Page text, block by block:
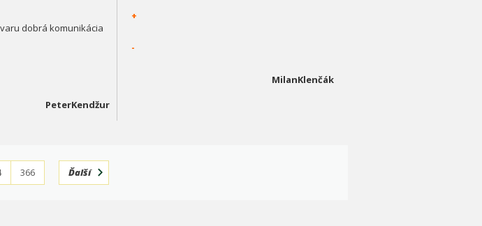
dobrá komunikácia
PeterKendžur
+
-
MilanKlenčák
366 Ďalší